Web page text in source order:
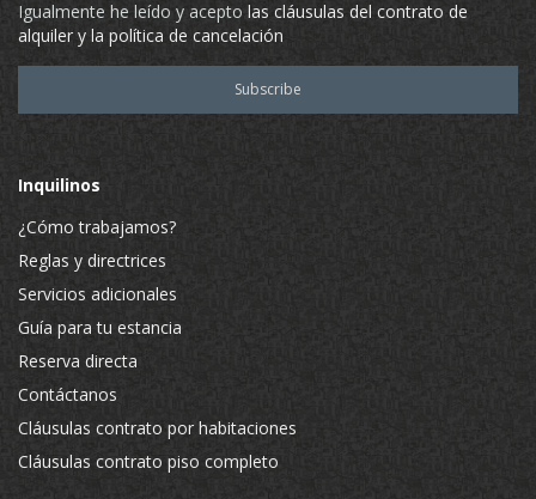
Igualmente he leído y acepto las cláusulas del contrato de
alquiler y la política de cancelación
Inquilinos
¿Cómo trabajamos?
Reglas y directrices
Servicios adicionales
Guía para tu estancia
Reserva directa
Contáctanos
Cláusulas contrato por habitaciones
Cláusulas contrato piso completo